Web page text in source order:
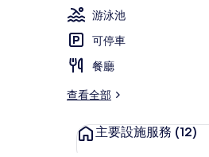
游泳池
可停車
餐廳
查看全部
主要設施服務 (12)